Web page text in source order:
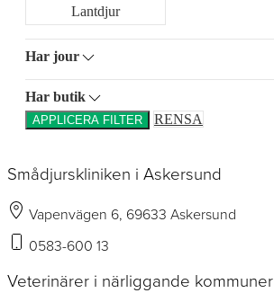
Lantdjur
Har jour
Har butik
APPLICERA FILTER RENSA
Smådjurskliniken i Askersund
Vapenvägen 6, 69633 Askersund
0583-600 13
Veterinärer i närliggande kommuner